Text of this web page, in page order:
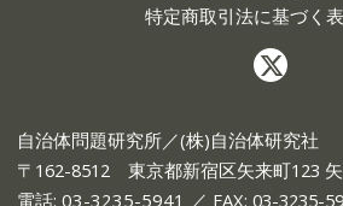
特定商取引法に基づく
自治体問題研究所／(株)自治体研究社
〒162-8512 東京都新宿区矢来町123
電話: 03-3235-5941 ／ FAX: 03-3235-